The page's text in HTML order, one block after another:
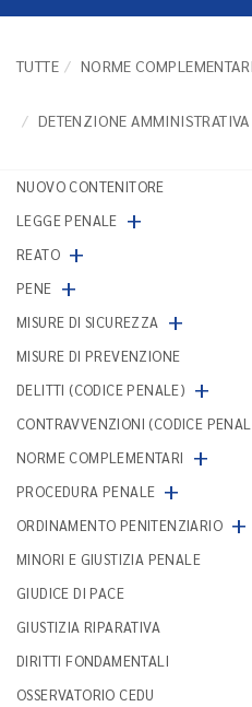
TUTTE NORME COMPLEMENTARI
DETENZIONE
NUOVO CONTENITORE
LEGGE PENALE +
REATO +
PENE +
MISURE DI SICUREZZA +
MISURE DI PREVENZIONE
DELITTI (CODICE PENALE) +
CONTRAVVENZIONI (CODICE
NORME COMPLEMENTARI
+
PROCEDURA PENALE +
ORDINAMENTO PENITENZIARIO +
MINORI E GIUSTIZIA PENALE
GIUDICE DI PACE
GIUSTIZIA RIPARATIVA
DIRITTI FONDAMENTALI
OSSERVATORIO CEDU